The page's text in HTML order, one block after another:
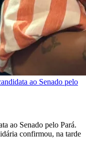
ao Senado pelo
ao Senado pelo Pará.
confirmou, na tarde